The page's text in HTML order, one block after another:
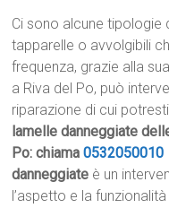
Ci sono alcune tipologie
tapparelle o avvolgibili
frequenza, grazie alla
a Riva del Po, può
riparazione di cui
lamelle danneggiate
Po: chiama0532050010
danneggiate è un
l’aspetto e la